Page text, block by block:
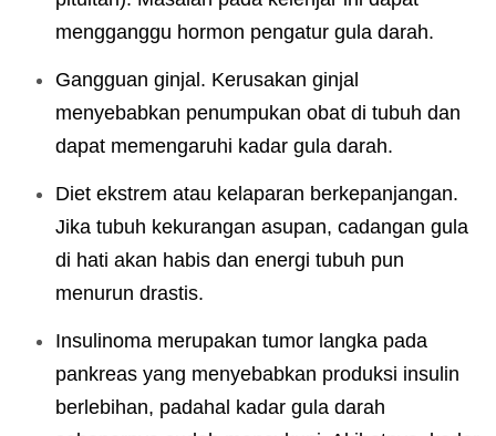
mengganggu hormon pengatur gula darah.
Gangguan ginjal. Kerusakan ginjal
menyebabkan penumpukan obat di tubuh dan
dapat memengaruhi kadar gula darah.
Diet ekstrem atau kelaparan berkepanjangan.
Jika tubuh kekurangan asupan, cadangan gula
di hati akan habis dan energi tubuh pun
menurun drastis.
Insulinoma merupakan tumor langka pada
pankreas yang menyebabkan produksi insulin
berlebihan, padahal kadar gula darah